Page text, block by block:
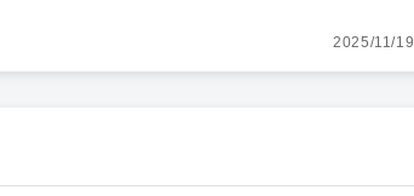
2025/11/19